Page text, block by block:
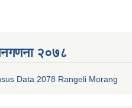
२०७८
Data 2078 Rangeli Morang